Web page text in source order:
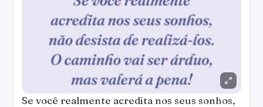
Se você realmente acredita nos seus sonhos,